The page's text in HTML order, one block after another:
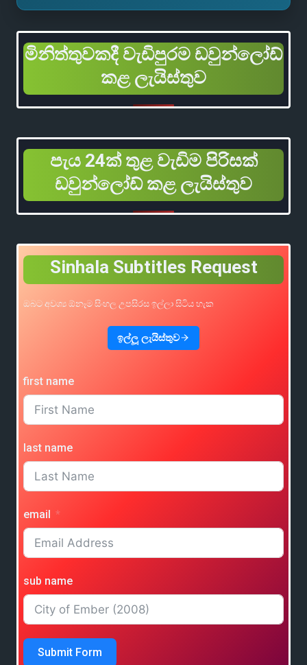
මිනිත්තුවකදී වැඩිපුරම ඩවුන්ලෝඩ්
කළ ලැයිස්තුව
පැය 24ක් තුළ වැඩිම පිරිසක්
ඩවුන්ලෝඩ් කළ ලැයිස්තුව
Sinhala Subtitles Request
ඔබට අවශ්‍ය ඕනෑම සිංහල උපසිරස ඉල්ලා සිටිය හැක
ඉල්ලූ ලැයිස්තුව
first name
last name
email
sub name
Submit Form